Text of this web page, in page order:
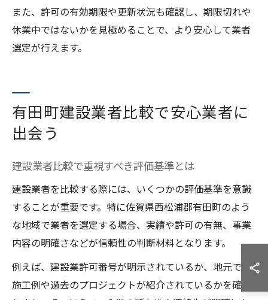
また、許可の有効期限や更新状況も確認し、期限切れや
休業中ではないかを見極めることで、より安心して業者
選定が行えます。
有田町建設業者比較で安心業者に
出会う
建設業者比較で重視すべき評価基準とは
建設業者を比較する際には、いくつかの評価基準を意識
することが重要です。特に佐賀県西松浦郡有田町のよう
な地域で業者を選定する場合、実績や許可の有無、事業
内容の明確さなどが信頼性の判断材料となります。
例えば、建設業許可番号が明示されているか、地元での
施工例や過去のプロジェクトが紹介されているかを確認